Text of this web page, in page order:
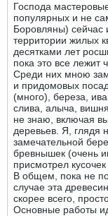
Господа
популярных и не
Боровляны) сейчас
территории жилых
десятками лет
пока это все лежит
Среди них мною
и придомовых
(много), береза,
слива, алыча,
не знаю, включая
деревьев. Я, глядя
замечательной
бревнышек (очень
присмотрел
В общем, пока не
случае эта
скорее всего,
Основные работы